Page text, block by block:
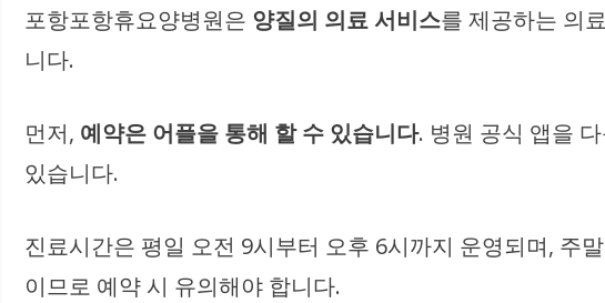
포항포항휴요양병원은 양질의 의료 서비스를 제공하는 의
니다.
먼저, 예약은 어플을 통해 할 수 있습니다. 병원 공식 앱을
있습니다.
진료시간은 평일 오전 9시부터 오후 6시까지 운영되며, 주
이므로 예약 시 유의해야 합니다.